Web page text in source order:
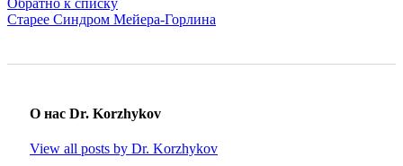
Старее Синдром Мейера-Горлина
О нас Dr. Korzhykov
View all posts by Dr. Korzhykov